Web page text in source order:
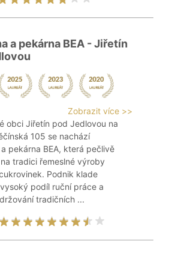
a pekárna BEA - Jiřetín
Zobrazit více >>
obci Jiřetín pod Jedlovou na
105 se nachází
pekárna BEA, která pečlivě
tradici řemeslné výroby
Podnik klade
podíl ruční práce a
tradičních ...